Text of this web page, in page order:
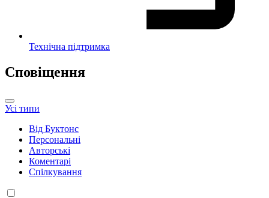
Технічна підтримка
Сповіщення
Усі типи
Від Буктонс
Персональні
Авторські
Коментарі
Спілкування